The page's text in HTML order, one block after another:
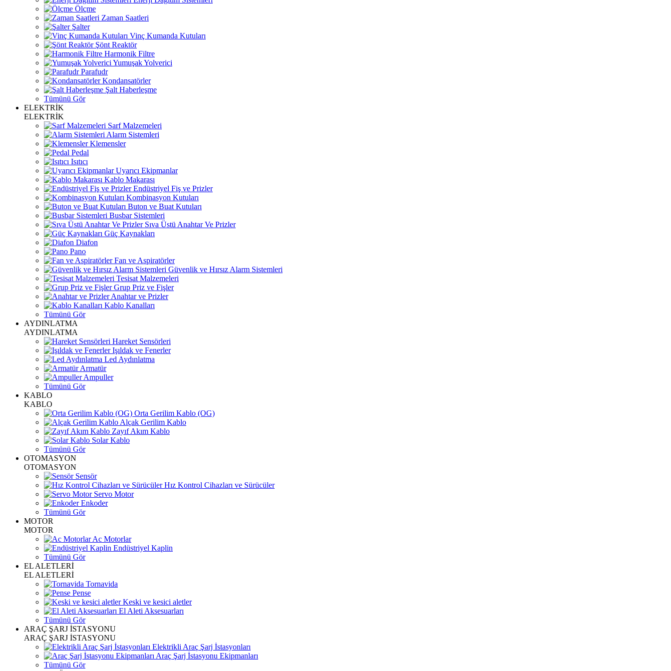
Ölçme
Zaman Saatleri
Şalter
Vinç Kumanda Kutuları
Şönt Reaktör
Harmonik Filtre
Yumuşak Yolverici
Parafudr
Kondansatörler
Şalt Haberleşme
Tümünü Gör
ELEKTRİK
ELEKTRİK
Sarf Malzemeleri
Alarm Sistemleri
Klemensler
Pedal
Isıtıcı
Uyarıcı Ekipmanlar
Kablo Makarası
Endüstriyel Fiş ve Prizler
Kombinasyon Kutuları
Buton ve Buat Kutuları
Busbar Sistemleri
Sıva Üstü Anahtar Ve Prizler
Güç Kaynakları
Diafon
Pano
Fan ve Aspiratörler
Güvenlik ve Hırsız Alarm Sistemleri
Tesisat Malzemeleri
Grup Priz ve Fişler
Anahtar ve Prizler
Kablo Kanalları
Tümünü Gör
AYDINLATMA
AYDINLATMA
Hareket Sensörleri
Işıldak ve Fenerler
Led Aydınlatma
Armatür
Ampuller
Tümünü Gör
KABLO
KABLO
Orta Gerilim Kablo (OG)
Alçak Gerilim Kablo
Zayıf Akım Kablo
Solar Kablo
Tümünü Gör
OTOMASYON
OTOMASYON
Sensör
Hız Kontrol Cihazları ve Sürücüler
Servo Motor
Enkoder
Tümünü Gör
MOTOR
MOTOR
Ac Motorlar
Endüstriyel Kaplin
Tümünü Gör
EL ALETLERİ
EL ALETLERİ
Tornavida
Pense
Keski ve kesici aletler
El Aleti Aksesuarları
Tümünü Gör
ARAÇ ŞARJ İSTASYONU
ARAÇ ŞARJ İSTASYONU
Elektrikli Araç Şarj İstasyonları
Araç Şarj İstasyonu Ekipmanları
Tümünü Gör